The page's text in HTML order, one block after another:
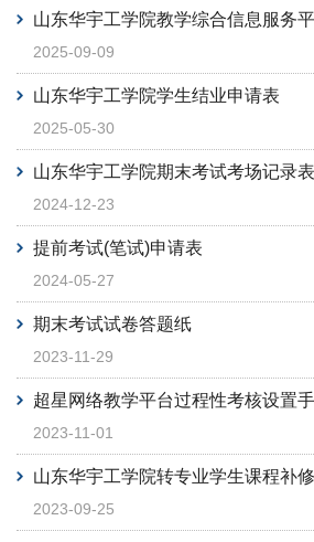
山东华宇工学院教学综合信息服务
2025-09-09
山东华宇工学院学生结业申请表
2025-05-30
山东华宇工学院期末考试考场记录表
2024-12-23
提前考试(笔试)申请表
2024-05-27
期末考试试卷答题纸
2023-11-29
超星网络教学平台过程性考核设置
2023-11-01
山东华宇工学院转专业学生课程补
2023-09-25